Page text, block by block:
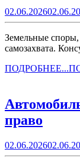
02.06.2026
Земельные споры, оформление участков, защита от
самозахвата.
ПОДРОБНЕЕ...
право
02.06.2026